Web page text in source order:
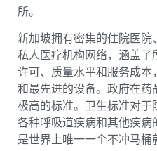
所。
新加坡拥有密集的住院医
私人医疗机构网络，涵盖了
许可、质量水平和服务成
和最先进的设备。政府在
极高的标准。卫生标准对
各种呼吸道疾病和其他疾
是世界上唯一一个不冲马桶